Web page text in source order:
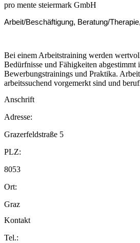
pro mente steiermark GmbH
Arbeit/Beschäftigung, Beratung/
Bei einem Arbeitstraining werden
Bedürfnisse und Fähigkeiten
Bewerbungstrainings und Praktika.
arbeitssuchend vorgemerkt sind und
Anschrift
Adresse:
Grazerfeldstraße 5
PLZ:
8053
Ort:
Graz
Kontakt
Tel.: